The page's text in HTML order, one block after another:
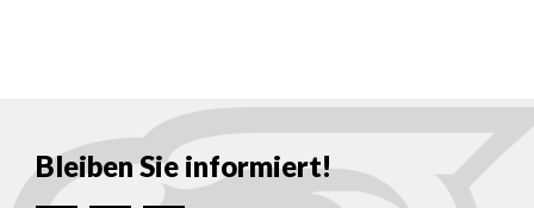
Bleiben Sie informiert!